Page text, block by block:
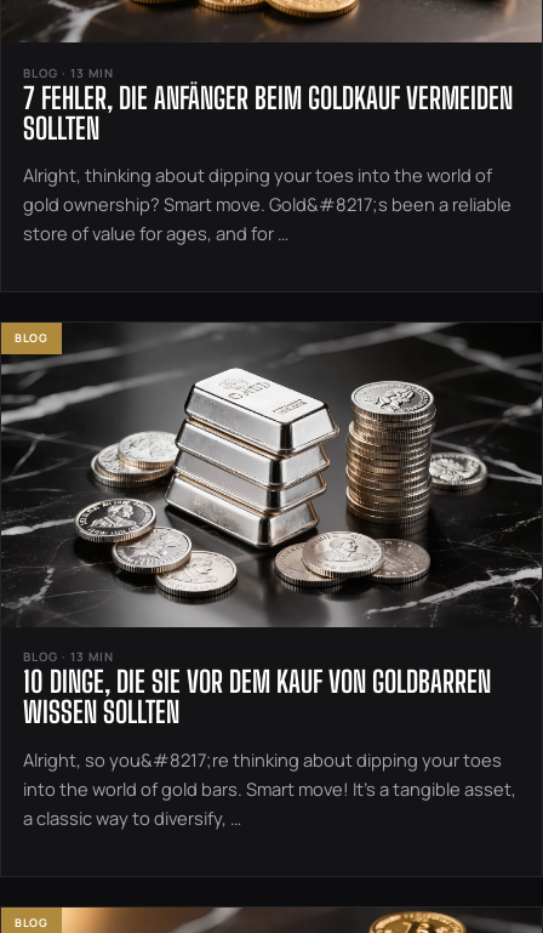
BLOG · 13 MIN
7 FEHLER, DIE ANFÄNGER BEIM GOLDKAUF VERMEIDEN
SOLLTEN
Alright, thinking about dipping your toes into the world of
gold ownership? Smart move. Gold&#8217;s been a reliable
store of value for ages, and for …
BLOG
BLOG · 13 MIN
10 DINGE, DIE SIE VOR DEM KAUF VON GOLDBARREN
WISSEN SOLLTEN
Alright, so you&#8217;re thinking about dipping your toes
into the world of gold bars. Smart move! It’s a tangible asset,
a classic way to diversify, …
BLOG